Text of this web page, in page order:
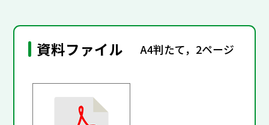
資料ファイル A4判たて，2ページ